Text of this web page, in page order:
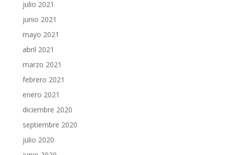
julio 2021
junio 2021
mayo 2021
abril 2021
marzo 2021
febrero 2021
enero 2021
diciembre 2020
septiembre 2020
julio 2020